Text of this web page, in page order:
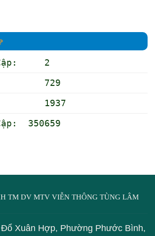
Cập: 2
729
1937
350659
TM DV MTV VIỄN THÔNG TÙNG LÂM
Xuân Hợp, Phường Phước Bình,